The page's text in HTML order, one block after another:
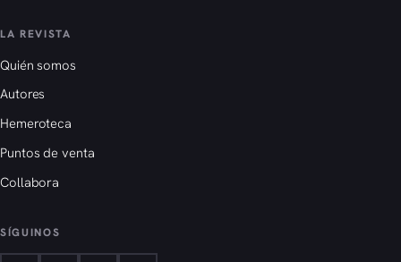
LA REVISTA
Quién somos
Autores
Hemeroteca
Puntos de venta
Collabora
SÍGUINOS